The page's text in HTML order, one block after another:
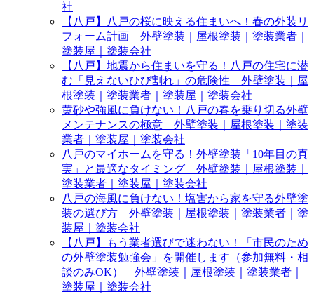
社
【八戸】八戸の桜に映える住まいへ！春の外装リ
フォーム計画 外壁塗装｜屋根塗装｜塗装業者｜
塗装屋｜塗装会社
【八戸】地震から住まいを守る！八戸の住宅に潜
む「見えないひび割れ」の危険性 外壁塗装｜屋
根塗装｜塗装業者｜塗装屋｜塗装会社
黄砂や強風に負けない！八戸の春を乗り切る外壁
メンテナンスの極意 外壁塗装｜屋根塗装｜塗装
業者｜塗装屋｜塗装会社
八戸のマイホームを守る！外壁塗装「10年目の真
実」と最適なタイミング 外壁塗装｜屋根塗装｜
塗装業者｜塗装屋｜塗装会社
八戸の海風に負けない！塩害から家を守る外壁塗
装の選び方 外壁塗装｜屋根塗装｜塗装業者｜塗
装屋｜塗装会社
【八戸】もう業者選びで迷わない！「市民のため
の外壁塗装勉強会」を開催します（参加無料・相
談のみOK） 外壁塗装｜屋根塗装｜塗装業者｜
塗装屋｜塗装会社